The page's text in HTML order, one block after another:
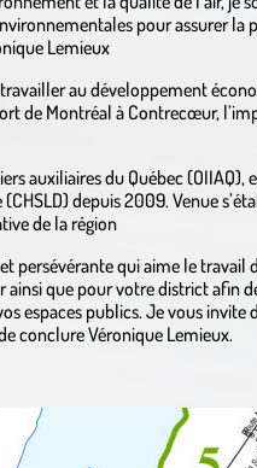
pour assurer la
Lemieux
au développement
de Montréal à Contrecœur,
auxiliaires du Québec (OIIAQ),
depuis 2009. Venue
de la région
persévérante qui aime le travail
que pour votre district afin
espaces publics. Je vous invite
conclure Véronique Lemieux.